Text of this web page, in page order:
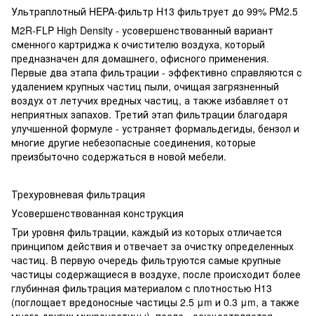
Ультраплотный HEPA-фильтр H13 фильтрует до 99% PM2.5
M2R-FLP High Density - усовершенствованный вариант
сменного картриджа к очистителю воздуха, который
предназначен для домашнего, офисного применения.
Первые два этапа фильтрации - эффективно справляются с
удалением крупных частиц пыли, очищая загрязненный
воздух от летучих вредных частиц, а также избавляет от
неприятных запахов. Третий этап фильтрации благодаря
улучшенной формуле - устраняет формальдегиды, бензол и
многие другие небезопасные соединения, которые
преизбыточно содержаться в новой мебели.
Трехуровневая фильтрация
Усовершенствованная конструкция
Три уровня фильтрации, каждый из которых отличается
принципом действия и отвечает за очистку определенных
частиц. В первую очередь фильтруются самые крупные
частицы содержащиеся в воздухе, после происходит более
глубинная фильтрация материалом с плотностью Н13
(поглощает вредоносные частицы 2.5 μm и 0.3 μm, а также